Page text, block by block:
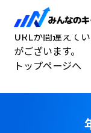
お探しのページ
URLが間違えて
がございます。
トップページへ